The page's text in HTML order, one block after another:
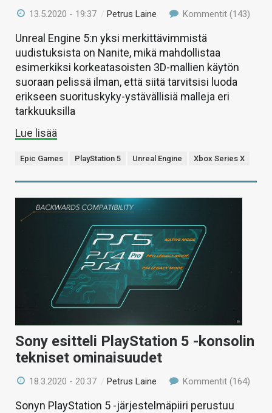
13.5.2020 - 19:37 /Petrus Laine Kommentit (143)
Unreal Engine 5:n yksi merkittävimmistä
uudistuksista on Nanite, mikä mahdollistaa
esimerkiksi korkeatasoisten 3D-mallien käytön
suoraan pelissä ilman, että siitä tarvitsisi luoda
erikseen suorituskyky-ystävällisiä malleja eri
tarkkuuksilla
Lue lisää
Epic Games PlayStation 5 Unreal Engine Xbox Series X
Sony esitteli PlayStation 5 -konsolin
tekniset ominaisuudet
18.3.2020 - 20:37 /Petrus Laine Kommentit (164)
Sonyn PlayStation 5 -järjestelmäpiiri perustuu